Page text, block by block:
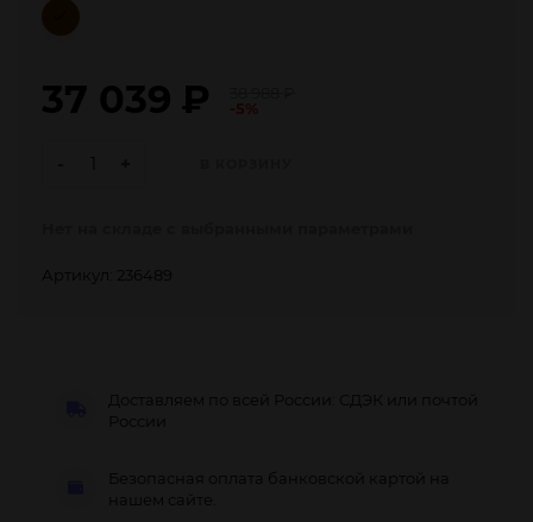
37 039 ₽
Артикул: 236489
Доставляем по всей России: СДЭК или почтой
Безопасная оплата банковской картой на
нашем сайте.